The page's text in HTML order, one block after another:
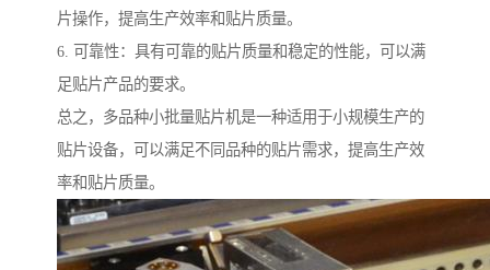
片操作，提高生产效率和贴片质量。
6. 可靠性：具有可靠的贴片质量和稳定的性能，可以满
足贴片产品的要求。
总之，多品种小批量贴片机是一种适用于小规模生产的
贴片设备，可以满足不同品种的贴片需求，提高生产效
率和贴片质量。